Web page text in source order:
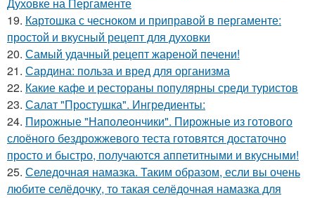
19. Картошка с чесноком и приправой в пергаменте:
простой и вкусный рецепт для духовки
20. Самый удачный рецепт жареной печени!
21. Сардина: польза и вред для организма
22. Какие кафе и рестораны популярны среди туристов
23. Салат "Простушка". Ингредиенты:
24. Пирожные "Наполеончики". Пирожные из готового
слоёного бездрожжевого теста готовятся достаточно
просто и быстро, получаются аппетитными и вкусными!
25. Селедочная намазка. Таким образом, если вы очень
любите селёдочку, то такая селёдочная намазка для